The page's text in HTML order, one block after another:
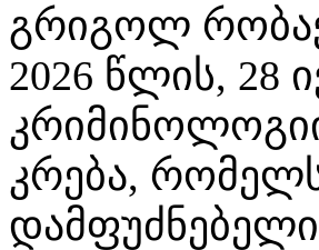
გრიგოლ
2026 წლის, 28
კრება,